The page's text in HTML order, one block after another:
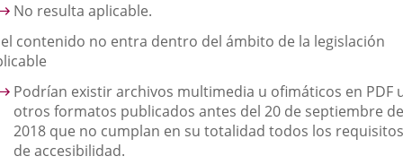
No resulta aplicable.
contenido no entra dentro del ámbito de la legislación
Podrían existir archivos multimedia u ofimáticos en PDF
otros formatos publicados antes del 20 de septiembre de
2018 que no cumplan en su totalidad todos los requisitos
de accesibilidad.